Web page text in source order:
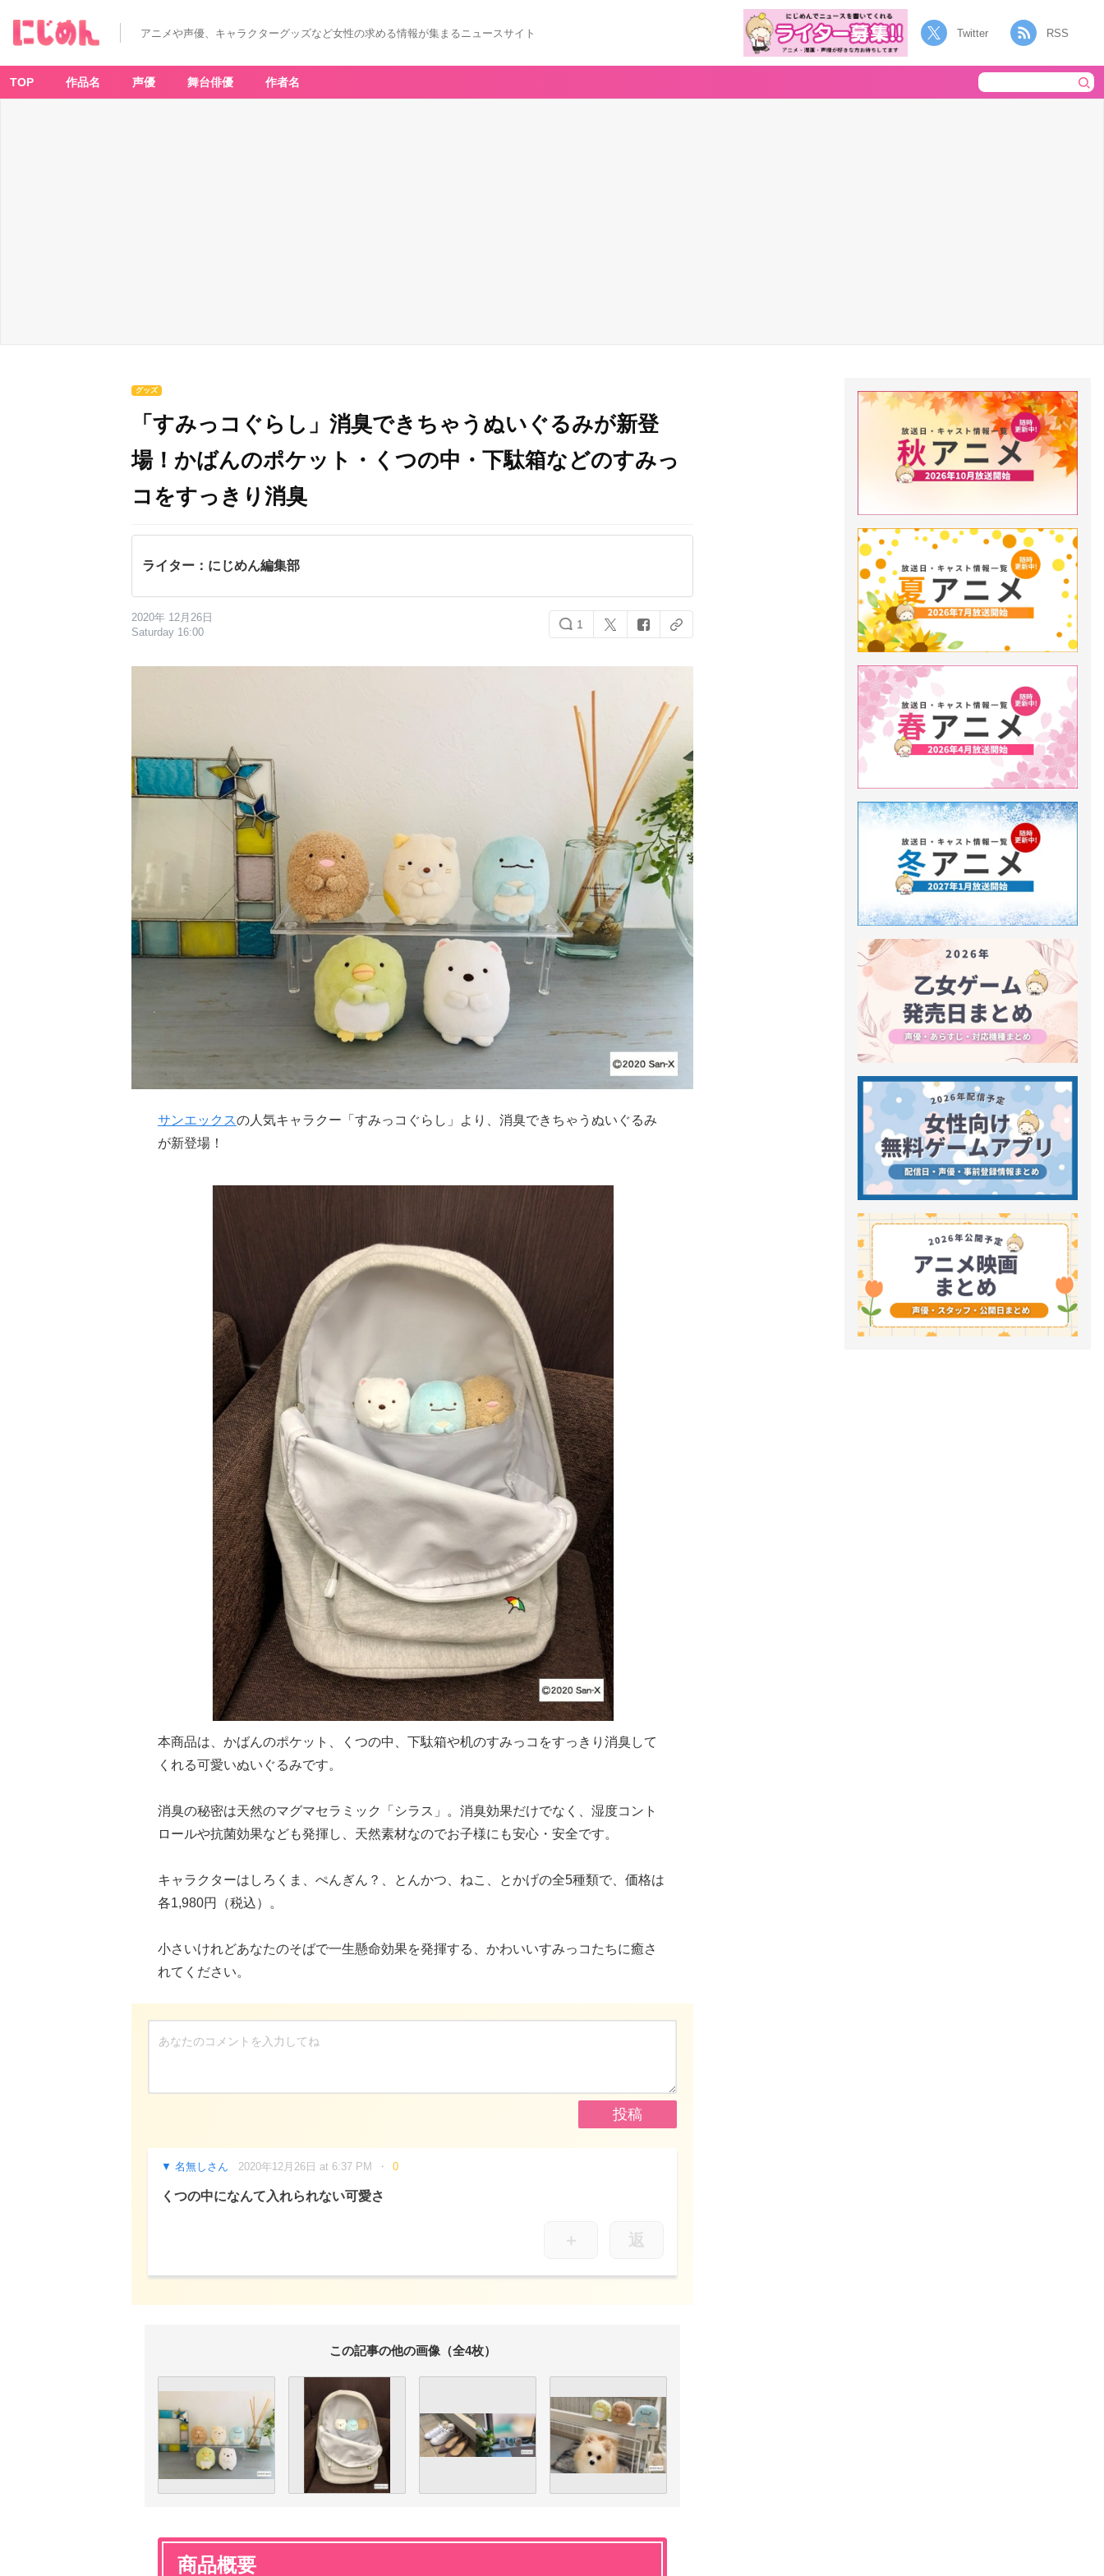
アニメや声優、キャラクターグッズなど女性の求める情報が集まるニュースサイト Twitter RSS
TOP 作品名 声優 舞台俳優 作者名
グッズ
「すみっコぐらし」消臭できちゃうぬいぐるみが新登
場！かばんのポケット・くつの中・下駄箱などのすみっ
コをすっきり消臭
ライター：にじめん編集部
2020年 12月26日
Saturday 16:00
1
サンエックスの人気キャラクー「すみっコぐらし」より、消臭できちゃうぬいぐるみ
が新登場！
本商品は、かばんのポケット、くつの中、下駄箱や机のすみっコをすっきり消臭して
くれる可愛いぬいぐるみです。
消臭の秘密は天然のマグマセラミック「シラス」。消臭効果だけでなく、湿度コント
ロールや抗菌効果なども発揮し、天然素材なのでお子様にも安心・安全です。
キャラクターはしろくま、ぺんぎん？、とんかつ、ねこ、とかげの全5種類で、価格は
各1,980円（税込）。
小さいけれどあなたのそばで一生懸命効果を発揮する、かわいいすみっコたちに癒さ
れてください。
名無しさん 2020年12月26日 at 6:37 PM 0
くつの中になんて入れられない可愛さ
＋ 返
この記事の他の画像（全4枚）
商品概要